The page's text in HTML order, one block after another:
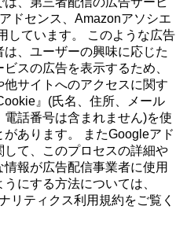
ドセンス、Amazonアソシエ
しています。 このような広告
は、ユーザーの興味に応じた
スの広告を表示するため、
他サイトへのアクセスに関す
』(氏名、住所、メール
電話番号は含まれません)を使
があります。 またGoogleアド
して、このプロセスの詳細や
情報が広告配信事業者に使用
うにする方法については、
リティクス利用規約をご覧く